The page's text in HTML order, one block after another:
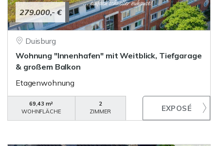
279.000,- €
Duisburg
Wohnung "Innenhafen" mit Weitblick, Tiefgarage
& großem Balkon
Etagenwohnung
69,43 m²
WOHNFLÄCHE
2
ZIMMER